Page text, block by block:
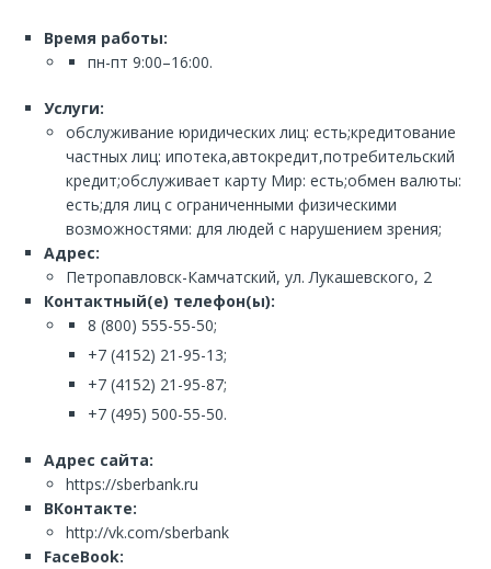
Время работы:
пн-пт 9:00–16:00.
Услуги:
обслуживание юридических лиц: есть;кредитование
частных лиц: ипотека,автокредит,потребительский
кредит;обслуживает карту Мир: есть;обмен валюты:
есть;для лиц с ограниченными физическими
возможностями: для людей с нарушением зрения;
Адрес:
Петропавловск-Камчатский, ул. Лукашевского, 2
Контактный(е) телефон(ы):
8 (800) 555-55-50;
+7 (4152) 21-95-13;
+7 (4152) 21-95-87;
+7 (495) 500-55-50.
Адрес сайта:
https://sberbank.ru
ВКонтакте:
http://vk.com/sberbank
FaceBook: